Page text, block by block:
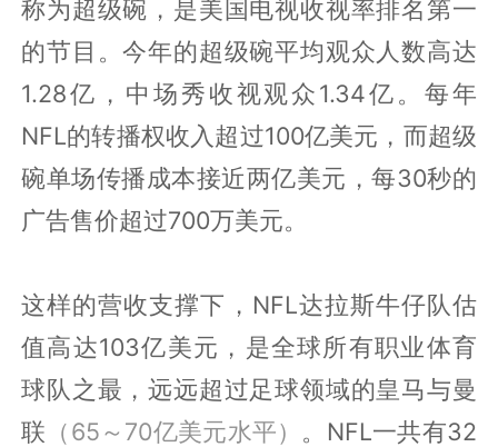
称为超级碗，是美国电视收视率排名第一
的节目。今年的超级碗平均观众人数高达
1.28亿，中场秀收视观众1.34亿。每年
NFL的转播权收入超过100亿美元，而超级
碗单场传播成本接近两亿美元，每30秒的
广告售价超过700万美元。
这样的营收支撑下，NFL达拉斯牛仔队估
值高达103亿美元，是全球所有职业体育
球队之最，远远超过足球领域的皇马与曼
联 （65～70亿美元水平） 。NFL一共有32